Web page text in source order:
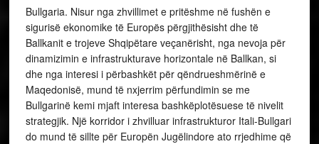
Bullgaria. Nisur nga zhvillimet e pritëshme në fushën e
sigurisë ekonomike të Europës përgjithësisht dhe të
Ballkanit e trojeve Shqipëtare veçanërisht, nga nevoja për
dinamizimin e infrastrukturave horizontale në Ballkan, si
dhe nga interesi i përbashkët për qëndrueshmërinë e
Maqedonisë, mund të nxjerrim përfundimin se me
Bullgarinë kemi mjaft interesa bashkëplotësuese të nivelit
strategjik. Një korridor i zhvilluar infrastrukturor Itali-Bullgari
do mund të sillte për Europën Jugëlindore ato rrjedhime që